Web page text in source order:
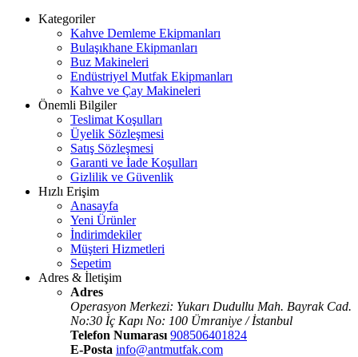
Kategoriler
Kahve Demleme Ekipmanları
Bulaşıkhane Ekipmanları
Buz Makineleri
Endüstriyel Mutfak Ekipmanları
Kahve ve Çay Makineleri
Önemli Bilgiler
Teslimat Koşulları
Üyelik Sözleşmesi
Satış Sözleşmesi
Garanti ve İade Koşulları
Gizlilik ve Güvenlik
Hızlı Erişim
Anasayfa
Yeni Ürünler
İndirimdekiler
Müşteri Hizmetleri
Sepetim
Adres & İletişim
Adres
Operasyon Merkezi: Yukarı Dudullu Mah. Bayrak Cad.
No:30 İç Kapı No: 100 Ümraniye / İstanbul
Telefon Numarası 908506401824
E-Posta info@antmutfak.com